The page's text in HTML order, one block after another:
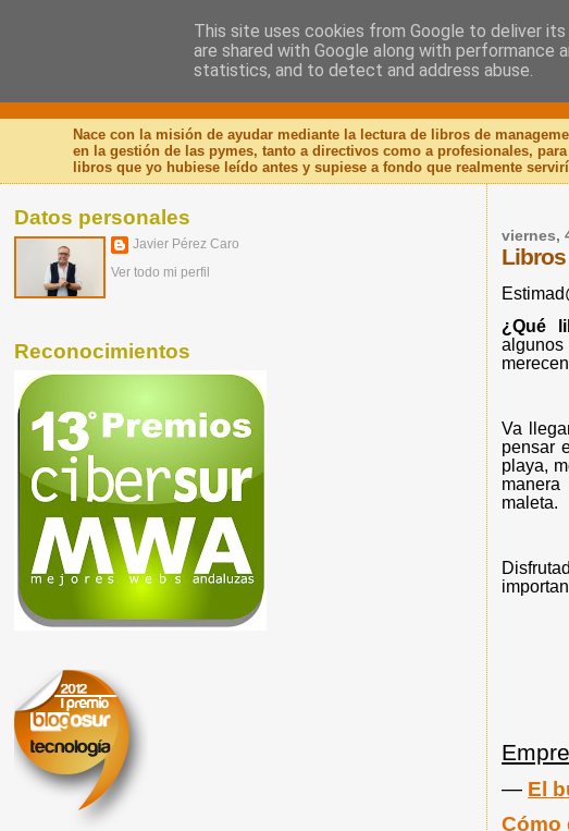
Nuevo Viernes - Nuevo
Nace con la misión de ayudar mediante la lectura de libros de
en la gestión de las pymes, tanto a directivos como a profesionales,
libros que yo hubiese leído antes y supiese a fondo que realmente
viernes,
¿Qué
algunos
Va
pensar
playa,
maleta.
― El
Cómo
Datos personales
Javier Pérez Caro
Ver todo mi perfil
Reconocimientos
This site uses cookies from Google to deliver
are shared with Google along with
statistics, and to detect and address abuse.